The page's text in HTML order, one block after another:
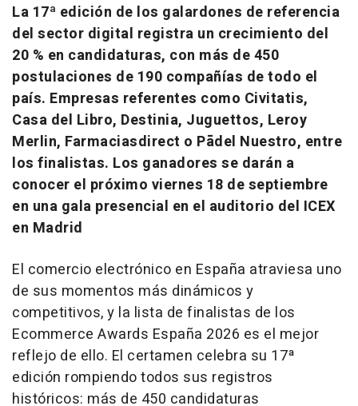
La 17ª edición de los galardones de referencia
del sector digital registra un crecimiento del
20 % en candidaturas, con más de 450
postulaciones de 190 compañías de todo el
país. Empresas referentes como Civitatis,
Casa del Libro, Destinia, Juguettos, Leroy
Merlin, Farmaciasdirect o Pādel Nuestro, entre
los finalistas. Los ganadores se darán a
conocer el próximo viernes 18 de septiembre
en una gala presencial en el auditorio del ICEX
en Madrid
El comercio electrónico en España atraviesa uno
de sus momentos más dinámicos y
competitivos, y la lista de finalistas de los
Ecommerce Awards España 2026 es el mejor
reflejo de ello. El certamen celebra su 17ª
edición rompiendo todos sus registros
históricos: más de 450 candidaturas